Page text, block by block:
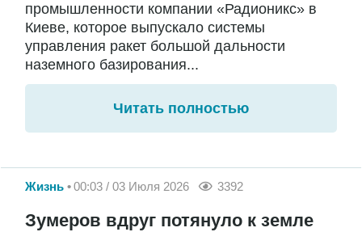
промышленности компании «Радионикс» в
Киеве, которое выпускало системы
управления ракет большой дальности
наземного базирования...
Читать полностью
Жизнь 00:03 / 03 Июля 2026 3392
Зумеров вдруг потянуло к земле